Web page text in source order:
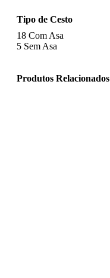
Tipo de Cesto
18 Com Asa
5 Sem Asa
Produtos Relacionados